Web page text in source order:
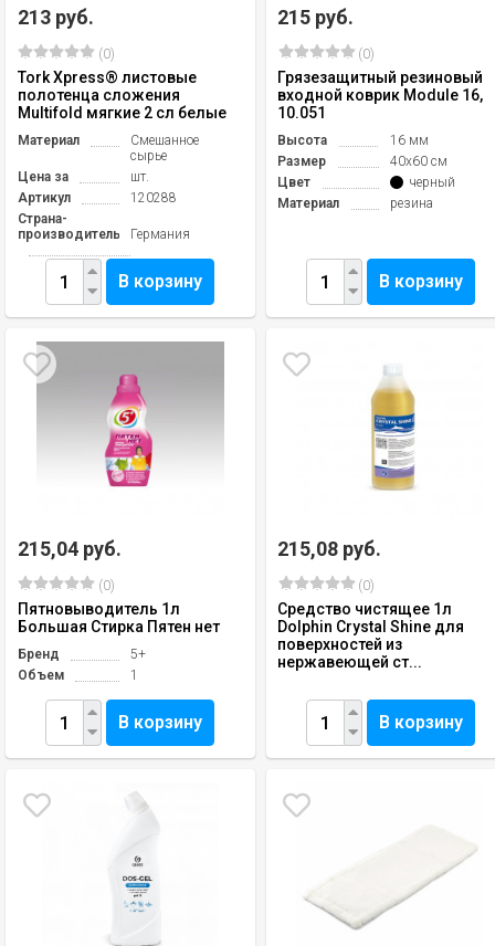
213 руб.
(0)
Tork Xpress® листовые
полотенца сложения
Multifold мягкие 2 сл белые
Материал
Смешанное
сырье
Цена за
шт.
Артикул
120288
Страна-
производитель
Германия
В корзину
215 руб.
(0)
Грязезащитный резиновый
входной коврик Module 16,
10.051
Высота
16 мм
Размер
40х60 см
Цвет
черный
Материал
резина
В корзину
215,04 руб.
(0)
Пятновыводитель 1л
Большая Стирка Пятен нет
Бренд
5+
Объем
1
В корзину
215,08 руб.
(0)
Средство чистящее 1л
Dolphin Crystal Shine для
поверхностей из
нержавеющей ст...
В корзину